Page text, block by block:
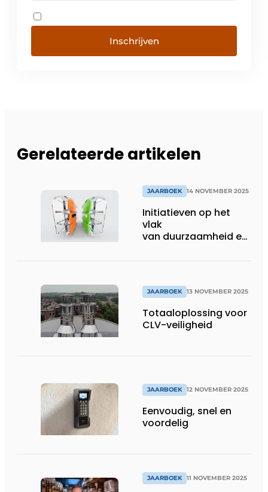
Inschrijven
Gerelateerde artikelen
JAARBOEK 14 NOVEMBER 2025
Initiatieven op het
vlak
van duurzaamheid en
JAARBOEK 13 NOVEMBER 2025
Totaaloplossing voor
CLV-veiligheid
JAARBOEK 12 NOVEMBER 2025
Eenvoudig, snel en
voordelig
JAARBOEK 11 NOVEMBER 2025